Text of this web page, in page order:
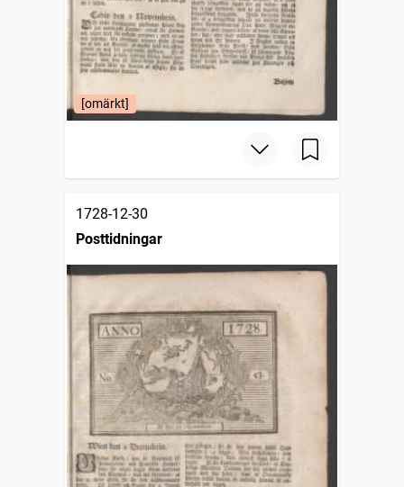
[omärkt]
1728-12-30
Posttidningar